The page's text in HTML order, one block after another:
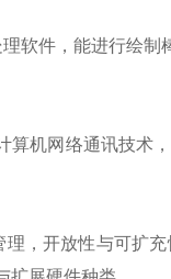
软件，能进行绘
算机网络通讯技术
，开放性与可扩